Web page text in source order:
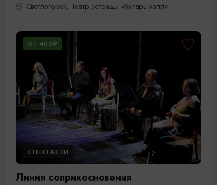
Светлогорск, Театр эстрады «Янтарь-холл»
ОТ 400₽
СПЕКТАКЛИ
Линия соприкосновения